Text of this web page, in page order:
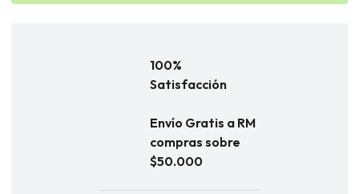
100%
Satisfacción
Envío Gratis a RM
compras sobre
$50.000